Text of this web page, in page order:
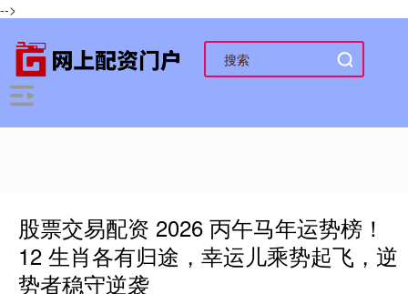
-->
股票交易配资 2026 丙午马年运势榜！
12 生肖各有归途，幸运儿乘势起飞，逆
势者稳守逆袭